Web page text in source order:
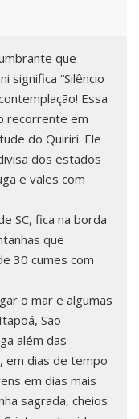
que
significa “Silêncio
Essa
recorrente em
do Quiriri. Ele
dos estados
e vales com
SC, fica na borda
que
30 cumes com
o mar e algumas
São
além das
em dias de tempo
em dias mais
sagrada, cheios